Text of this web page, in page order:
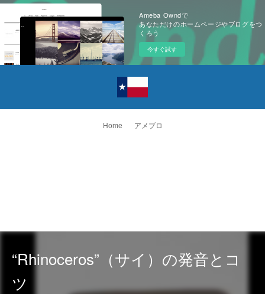
Ameba Owndで
あなただけのホームページやブログをつ
くろう
今すぐ試す
Home アメブロ
“Rhinoceros”（サイ）の発音とコ
ツ